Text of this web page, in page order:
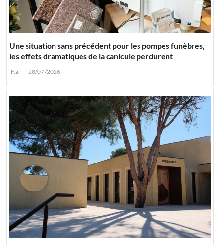
Une situation sans précédent pour les pompes funèbres,
les effets dramatiques de la canicule perdurent
F.a. 28/07/2026